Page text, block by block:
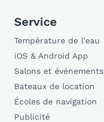
Service
Température de l'eau
iOS & Android App
Salons et événements
Bateaux de location
Écoles de navigation
Publicité